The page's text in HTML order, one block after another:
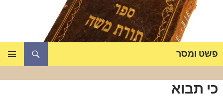
פשט ומסר
כי תבוא